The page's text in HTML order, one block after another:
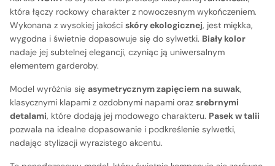
która łączy rockowy charakter z nowoczesnym wykończeniem.
Wykonana z wysokiej jakości skóry ekologicznej, jest miękka,
wygodna i świetnie dopasowuje się do sylwetki. Biały kolor
nadaje jej subtelnej elegancji, czyniąc ją uniwersalnym
elementem garderoby.
Model wyróżnia się asymetrycznym zapięciem na suwak,
klasycznymi klapami z ozdobnymi napami oraz srebrnymi
detalami, które dodają jej modowego charakteru. Pasek w talii
pozwala na idealne dopasowanie i podkreślenie sylwetki,
nadając stylizacji wyrazistego akcentu.